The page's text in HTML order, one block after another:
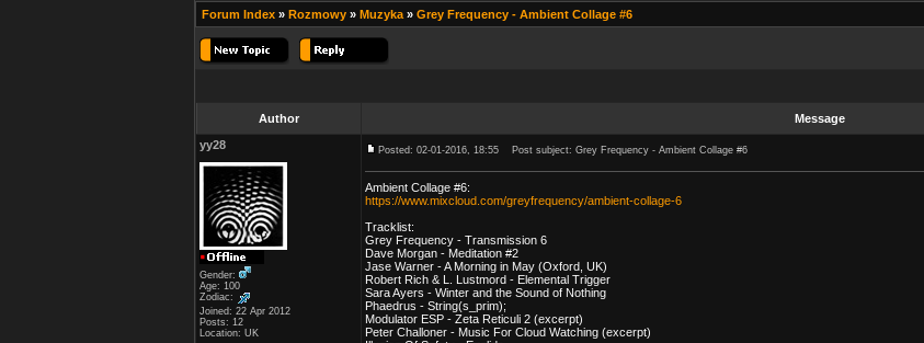
Forum Index » Rozmowy » Muzyka » Grey Frequency - Ambient Collage #6
Author
Message
yy28
Gender:
Age: 100
Zodiac:
Joined: 22 Apr 2012
Posts: 12
Location: UK
Posted: 02-01-2016, 18:55 Post subject: Grey Frequency - Ambient Collage #6
Ambient Collage #6:
https://www.mixcloud.com/greyfrequency/ambient-collage-6
Tracklist:
Grey Frequency - Transmission 6
Dave Morgan - Meditation #2
Jase Warner - A Morning in May (Oxford, UK)
Robert Rich & L. Lustmord - Elemental Trigger
Sara Ayers - Winter and the Sound of Nothing
Phaedrus - String(s_prim);
Modulator ESP - Zeta Reticuli 2 (excerpt)
Peter Challoner - Music For Cloud Watching (excerpt)